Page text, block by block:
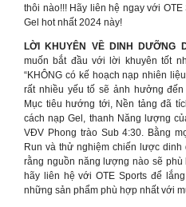
thôi nào!!! Hãy liên hệ ngay với
Gel hot nhất 2024 này!
LỜI KHUYÊN VỀ DINH DƯỠNG
muốn bắt đầu với lời khuyên tốt
“KHÔNG có kế hoạch nạp nhiên
rất nhiều yếu tố sẽ ảnh hưởng
Mục tiêu hướng tới, Nền tảng đã
cách nạp Gel, thanh Năng lượng
VĐV Phong trào Sub 4:30. Bằng
Run và thử nghiệm chiến lược
rằng nguồn năng lượng nào sẽ
hãy liên hệ với OTE Sports để
những sản phẩm phù hợp nhất với